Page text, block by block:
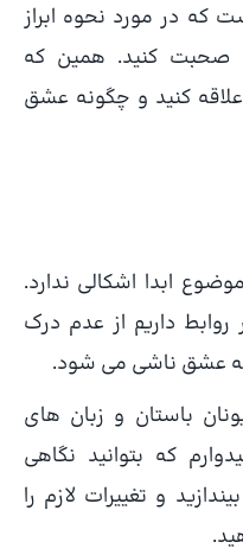
که در مورد نحوه ابراز
صحبت کنید. همین که
کنید و چگونه عشق
ابدا اشکالی ندارد.
داریم از عدم درک
عشق ناشی می شود.
باستان و زبان های
که بتوانید نگاهی
و تغییرات لازم را